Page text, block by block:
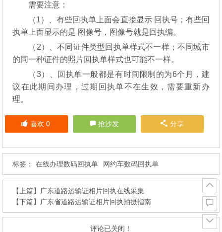
需要注意：
（1）、有些回执单上面会直接显示 回执号；有些回
执单上面显示的是 图像号，图像号就是回执编。
（2）、不同证件类型回执单样式不一样；不同城市
的同一种证件的照片回执单样式也可能不一样。
（3）、回执单一般都是有时间限制的为6个月，建
议在此期间办理，过期回执单不在生效，需要重新办
理。
喜欢 0 抢沙发 分享
标签： 在线办理数码回执单 网约车数码回执单
【上篇】 广东道路运输证相片回执在线采集
【下篇】 广东省道路运输证相片回执拍摄指南
评论已关闭！